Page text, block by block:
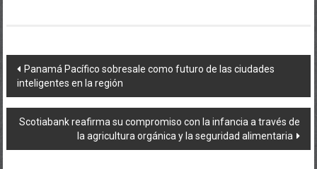
Navegación
de
entradas
Panamá Pacífico sobresale como futuro de las ciudades
inteligentes en la región
Scotiabank reafirma su compromiso con la infancia a través de
la agricultura orgánica y la seguridad alimentaria